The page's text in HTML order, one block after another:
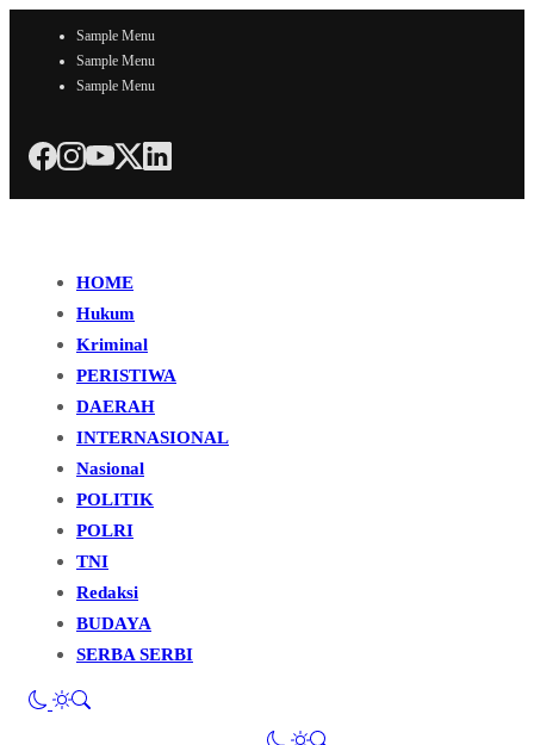
Sample Menu
Sample Menu
Sample Menu
HOME
Hukum
Kriminal
PERISTIWA
DAERAH
INTERNASIONAL
Nasional
POLITIK
POLRI
TNI
Redaksi
BUDAYA
SERBA SERBI